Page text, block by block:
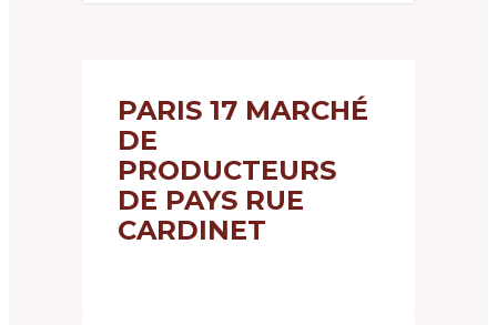
PARIS 17 MARCHÉ
DE
PRODUCTEURS
DE PAYS RUE
CARDINET